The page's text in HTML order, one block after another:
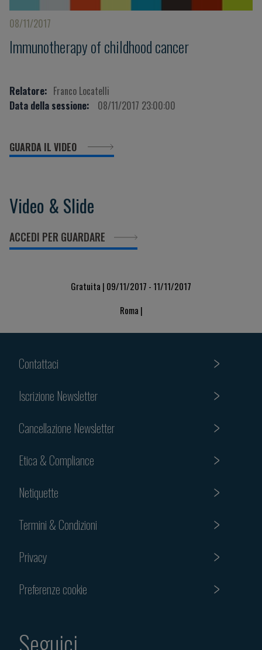
08/11/2017
Immunotherapy of childhood cancer
Relatore: Franco Locatelli
Data della sessione:
08/11/2017 23:00:00
GUARDA IL VIDEO
Video & Slide
ACCEDI PER GUARDARE
Gratuita | 09/11/2017 - 11/11/2017
Roma |
Contattaci
Iscrizione Newsletter
Cancellazione Newsletter
Etica & Compliance
Netiquette
Termini & Condizioni
Privacy
Preferenze cookie